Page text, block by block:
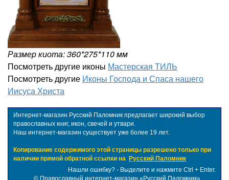
Размер киота: 360*275*110 мм
Посмотреть другие иконы Мастерская ТИЛЬ
Посмотреть другие Иконы Господа и Спаса нашего
Иисуса Христа
Интернет-магазин Русский Паломник предлагает широкий выбор
православных книг, икон, свечей и утвари.
Наш интернет-магазин существует уже более 19 лет.
Копирование содержимого этой страницы разрешено только при
наличии прямой обратной ссылки на Русский Паломник
Нашли ошибку? - Выделите и нажмите Ctrl + Enter.
© Православный интернет-магазин «Русский Паломник»